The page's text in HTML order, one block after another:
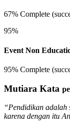
67% Complete
95%
Event Non
95% Complete
Mutiara Kata
“Pendidikan adalah
karena dengan itu